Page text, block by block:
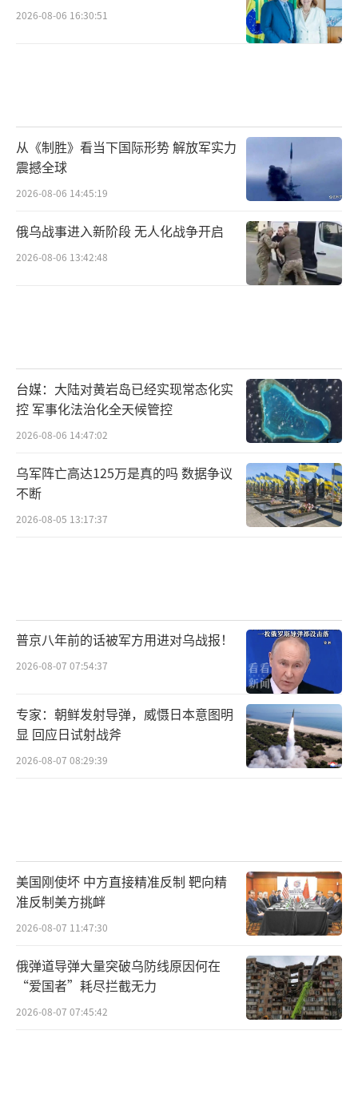
2026-08-06 16:30:51
从《制胜》看当下国际形势 解放军实力
震撼全球
2026-08-06 14:45:19
俄乌战事进入新阶段 无人化战争开启
2026-08-06 13:42:48
台媒：大陆对黄岩岛已经实现常态化实
控 军事化法治化全天候管控
2026-08-06 14:47:02
乌军阵亡高达125万是真的吗 数据争议
不断
2026-08-05 13:17:37
普京八年前的话被军方用进对乌战报！
2026-08-07 07:54:37
专家：朝鲜发射导弹，威慑日本意图明
显 回应日试射战斧
2026-08-07 08:29:39
美国刚使坏 中方直接精准反制 靶向精
准反制美方挑衅
2026-08-07 11:47:30
俄弹道导弹大量突破乌防线原因何在
“爱国者”耗尽拦截无力
2026-08-07 07:45:42